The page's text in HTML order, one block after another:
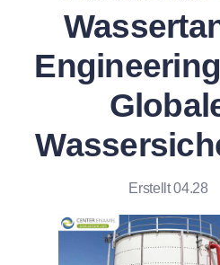
Erstellt 04.28
Angebot anfordern
Nachricht